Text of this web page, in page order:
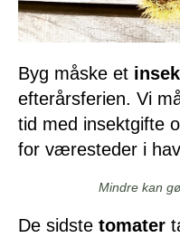
Byg måske et
efterårsferien. Vi
tid med insektgifte
for væresteder i
Mindre kan
De sidste tomater